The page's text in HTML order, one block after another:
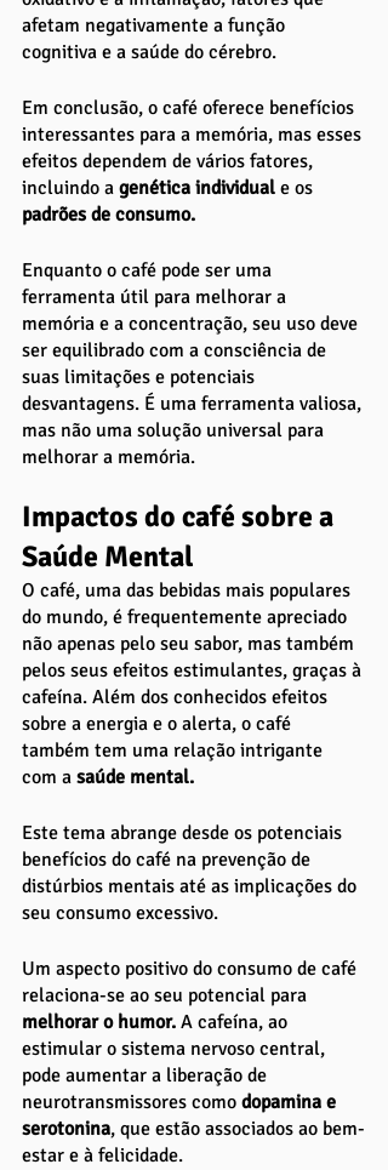
afetam negativamente a função
cognitiva e a saúde do cérebro.
Em conclusão, o café oferece benefícios
interessantes para a memória, mas esses
efeitos dependem de vários fatores,
incluindo a genética individual e os
padrões de consumo.
Enquanto o café pode ser uma
ferramenta útil para melhorar a
memória e a concentração, seu uso deve
ser equilibrado com a consciência de
suas limitações e potenciais
desvantagens. É uma ferramenta valiosa,
mas não uma solução universal para
melhorar a memória.
Impactos do café sobre a
Saúde Mental
O café, uma das bebidas mais populares
do mundo, é frequentemente apreciado
não apenas pelo seu sabor, mas também
pelos seus efeitos estimulantes, graças à
cafeína. Além dos conhecidos efeitos
sobre a energia e o alerta, o café
também tem uma relação intrigante
com a saúde mental.
Este tema abrange desde os potenciais
benefícios do café na prevenção de
distúrbios mentais até as implicações do
seu consumo excessivo.
Um aspecto positivo do consumo de café
relaciona-se ao seu potencial para
melhorar o humor. A cafeína, ao
estimular o sistema nervoso central,
pode aumentar a liberação de
neurotransmissores como dopamina e
serotonina, que estão associados ao bem-
estar e à felicidade.